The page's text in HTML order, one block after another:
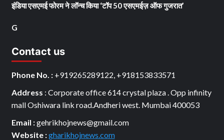
इंडिया एसएमई फोरम ने लॉन्च किया ‘टॉप 50 एसएमईज़ ऑफ गुजरात’
G
Contact us
Phone No. : +919265289122, +918153833571
Address : Corporate office 614 crystal plaza . Opp infinity
mall Oshiwara link road.Andheri west. Mumbai 400053
Email :gehrikhojnews@gmail.com
Website :gharikhojnews.com